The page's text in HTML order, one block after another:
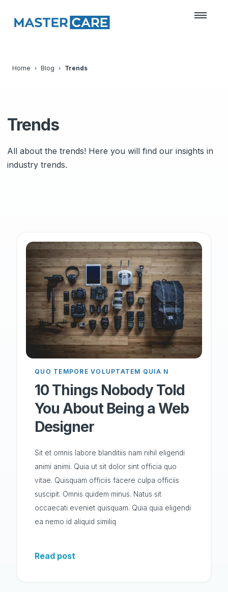
Home Blog Trends
Trends
All about the trends! Here you will find our insights in
industry trends.
QUO TEMPORE VOLUPTATEM QUIA N
10 Things Nobody Told
You About Being a Web
Designer
Sit et omnis labore blanditiis nam nihil eligendi
animi animi. Quia ut sit dolor sint officia quo
vitae. Quisquam officiis facere culpa officiis
suscipit. Omnis quidem minus. Natus sit
occaecati eveniet quisquam. Quia quia eligendi
ea nemo id aliquid similiq
Read post